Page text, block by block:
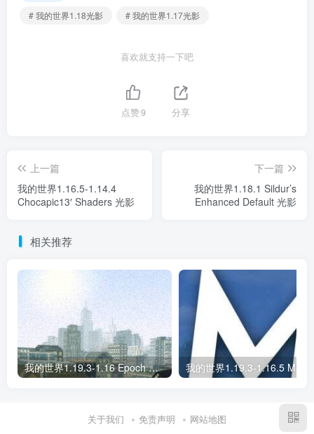
# 我的世界1.18光影
# 我的世界1.17光影
喜欢就支持一下吧
点赞9 分享
上一篇
我的世界1.16.5-1.14.4
Chocapic13′ Shaders 光影
下一篇
我的世界1.18.1 Sildur’s
Enhanced Default 光影
相关推荐
我的世界1.19.3-1.16 Epoch 光影
关于我们 免责声明 网站地图